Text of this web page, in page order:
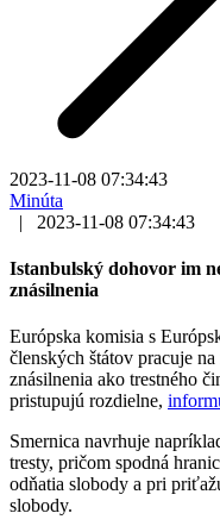
2023-11-08 07:34:43
Minúta
|
2023-11-08 07:34:43
Istanbulský dohovor im
znásilnenia
Európska komisia s
členských štátov pracuje
znásilnenia ako trestného
pristupujú rozdielne,
Smernica navrhuje
tresty, pričom spodná
odňatia slobody a pri
slobody.